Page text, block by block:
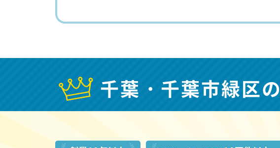
千葉・千葉市緑区の